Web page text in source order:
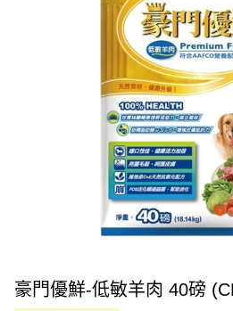
豪門優鮮-低敏羊肉 40磅